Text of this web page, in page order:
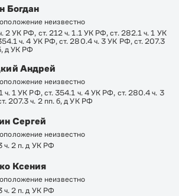
Богдан
неизвестно
2 УК РФ, ст. 212 ч. 1.1 УК РФ, ст. 282.1 ч. 1 УК
ч. 4 УК РФ, ст. 280.4 ч. 3 УК РФ, ст. 207.3
д УК РФ
Андрей
неизвестно
ч. 1 УК РФ, ст. 354.1 ч. 4 УК РФ, ст. 280.4 ч. 3
207.3 ч. 2 пп. б, д УК РФ
Сергей
неизвестно
ч. 2 п. д УК РФ
Ксения
неизвестно
ч. 2 п. д УК РФ